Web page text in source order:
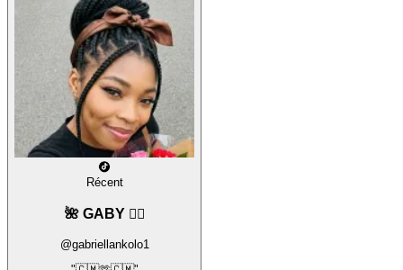
Récent
🌺 GABY ❤️‍🔥
@gabriellankolo1